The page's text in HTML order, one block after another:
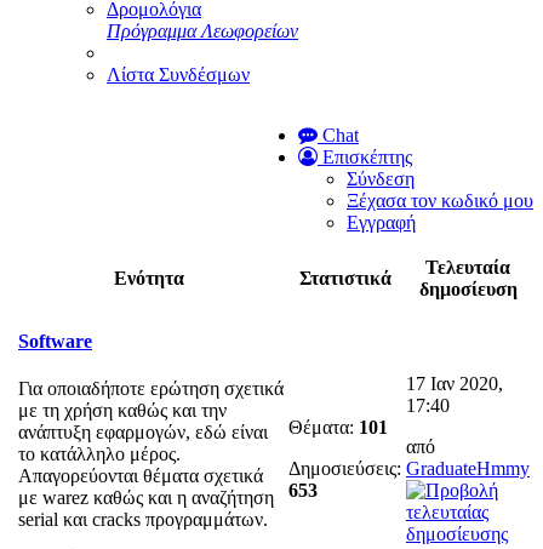
Δρομολόγια
Πρόγραμμα Λεωφορείων
Λίστα Συνδέσμων
Chat
Επισκέπτης
Σύνδεση
Ξέχασα τον κωδικό μου
Εγγραφή
Ενότητα Στατιστικά
Τελευταία
δημοσίευση
Software
Για οποιαδήποτε ερώτηση σχετικά
με τη χρήση καθώς και την
ανάπτυξη εφαρμογών, εδώ είναι
το κατάλληλο μέρος.
Απαγορεύονται θέματα σχετικά
με warez καθώς και η αναζήτηση
serial και cracks προγραμμάτων.
Θέματα: 101
Δημοσιεύσεις:
653
17 Ιαν 2020,
17:40
από
GraduateHmmy